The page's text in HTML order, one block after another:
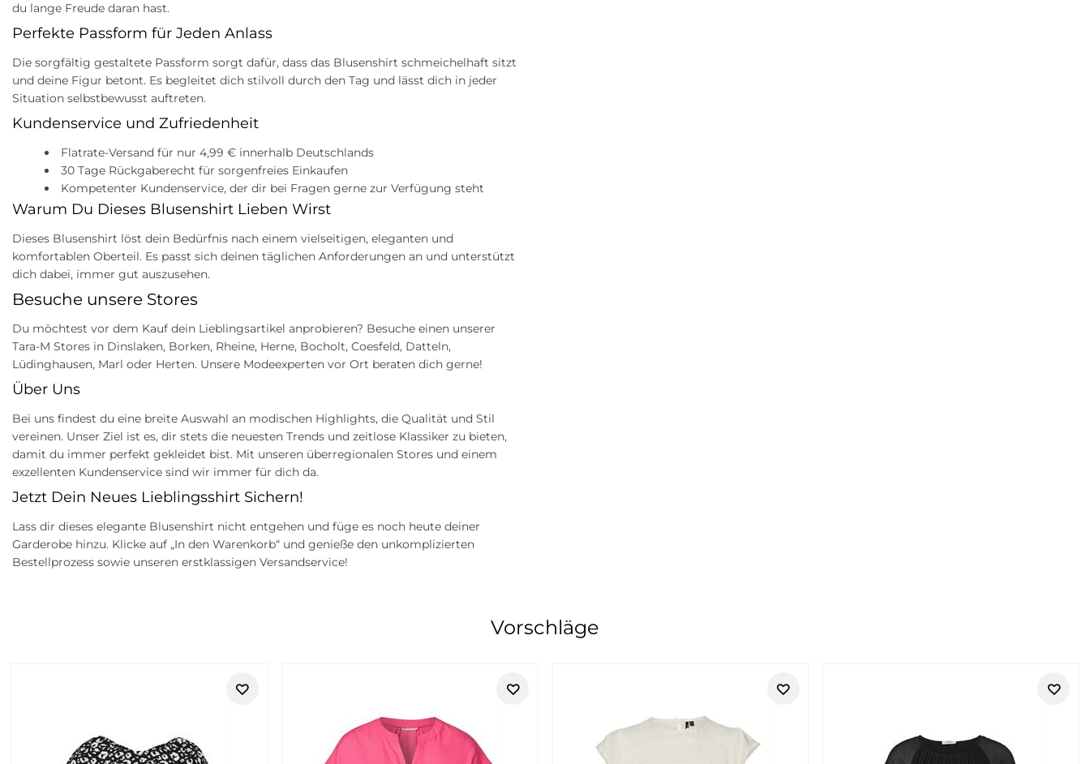
du lange Freude daran hast.
Perfekte Passform für Jeden Anlass
Die sorgfältig gestaltete Passform sorgt dafür, dass das Blusenshirt schmeichelhaft sitzt
und deine Figur betont. Es begleitet dich stilvoll durch den Tag und lässt dich in jeder
Situation selbstbewusst auftreten.
Kundenservice und Zufriedenheit
Flatrate-Versand für nur 4,99 € innerhalb Deutschlands
30 Tage Rückgaberecht für sorgenfreies Einkaufen
Kompetenter Kundenservice, der dir bei Fragen gerne zur Verfügung steht
Warum Du Dieses Blusenshirt Lieben Wirst
Dieses Blusenshirt löst dein Bedürfnis nach einem vielseitigen, eleganten und
komfortablen Oberteil. Es passt sich deinen täglichen Anforderungen an und unterstützt
dich dabei, immer gut auszusehen.
Besuche unsere Stores
Du möchtest vor dem Kauf dein Lieblingsartikel anprobieren? Besuche einen unserer
Tara-M Stores in Dinslaken, Borken, Rheine, Herne, Bocholt, Coesfeld, Datteln,
Lüdinghausen, Marl oder Herten. Unsere Modeexperten vor Ort beraten dich gerne!
Über Uns
Bei uns findest du eine breite Auswahl an modischen Highlights, die Qualität und Stil
vereinen. Unser Ziel ist es, dir stets die neuesten Trends und zeitlose Klassiker zu bieten,
damit du immer perfekt gekleidet bist. Mit unseren überregionalen Stores und einem
exzellenten Kundenservice sind wir immer für dich da.
Jetzt Dein Neues Lieblingsshirt Sichern!
Lass dir dieses elegante Blusenshirt nicht entgehen und füge es noch heute deiner
Garderobe hinzu. Klicke auf „In den Warenkorb“ und genieße den unkomplizierten
Bestellprozess sowie unseren erstklassigen Versandservice!
Retouren
Street One steht für Damenmode, die modern, unkompliziert und vielseitig kombinierbar ist. Bei Tara-M findest du ausgewählte Street One Styles für Frauen, die im Alltag gut angezogen
Ob Jeans, Hose, Bluse, Shirt, Pullover, Jacke, Kleid, Rock oder Accessoire:Street One
bringt viele Bausteine für moderne Alltagslooks mit. Die Styles eignen sich für Freizeit, Stadt, Büro-
Casual, Reise, Wochenende und entspannte Anlässe. Besonders stark ist Street One, wenn du komplette Outfits aufbauen möchtest, die nicht zu streng, aber auch nicht beliebig wirken.
Vorschläge